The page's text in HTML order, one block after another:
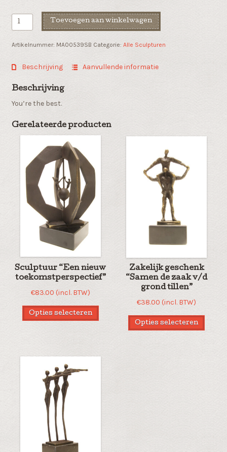
Sport
award
"Champion"
Toevoegen aan winkelwagen
Artikelnummer: MA00539SB Categorie: Alle Sculpturen
Beschrijving Aanvullende informatie
Beschrijving
You’re the best.
Gerelateerde producten
Sculptuur “Een nieuw
toekomstperspectief”
€83.00 (incl. BTW)
Opties selecteren
Zakelijk geschenk
“Samen de zaak v/d
grond tillen”
€38.00 (incl. BTW)
Opties selecteren